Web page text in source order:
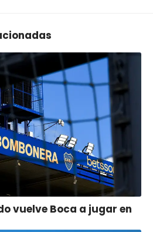
vuelve Boca a jugar en